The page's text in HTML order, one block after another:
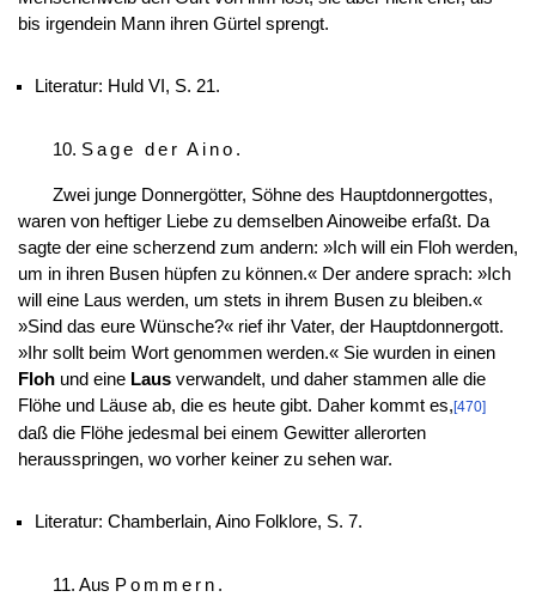
bis irgendein Mann ihren Gürtel sprengt.
Literatur: Huld VI, S. 21.
10. Sage der Aino .
Zwei junge Donnergötter, Söhne des Hauptdonnergottes,
waren von heftiger Liebe zu demselben Ainoweibe erfaßt. Da
sagte der eine scherzend zum andern: »Ich will ein Floh werden,
um in ihren Busen hüpfen zu können.« Der andere sprach: »Ich
will eine Laus werden, um stets in ihrem Busen zu bleiben.«
»Sind das eure Wünsche?« rief ihr Vater, der Hauptdonnergott.
»Ihr sollt beim Wort genommen werden.« Sie wurden in einen
Flohund eineLausverwandelt, und daher stammen alle die
Flöhe und Läuse ab, die es heute gibt. Daher kommt es,[470]
daß die Flöhe jedesmal bei einem Gewitter allerorten
herausspringen, wo vorher keiner zu sehen war.
Literatur: Chamberlain, Aino Folklore, S. 7.
11. Aus Pommern .